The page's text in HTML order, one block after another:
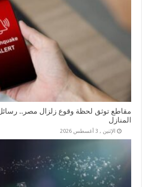
مقاطع توثق لحظة وقوع زلزال مصر..
المنازل
الإثنين , 3 أغسطس 2026